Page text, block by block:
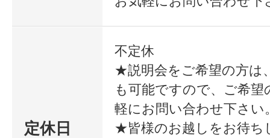
定休日
不定休
★説明会をご希望の方は
も可能ですので、ご希望
軽にお問い合わせ下さい
★皆様のお越しをお待ち